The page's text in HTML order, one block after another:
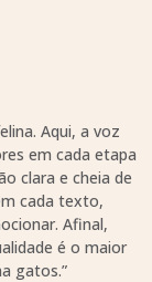
Aqui, a voz
em cada etapa
clara e cheia de
cada texto,
Afinal,
é o maior
gatos.”